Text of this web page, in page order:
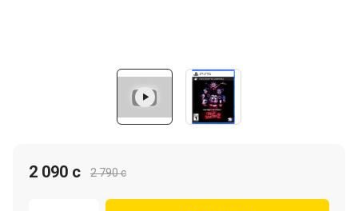
2 790 c
2 090 c